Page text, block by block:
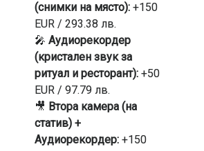
(снимки на място):+150
EUR / 293.38 лв.
🎤 Аудиорекордер
(кристален звук за
ритуал и ресторант):+50
EUR / 97.79 лв.
🎥 Втора камера (на
статив) +
Аудиорекордер:+150